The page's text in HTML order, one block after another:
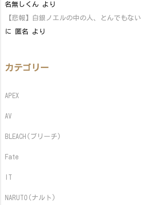
名無しくん より
【悲報】白銀ノエルの中の人、とんでもな
に
匿名 より
カテゴリー
APEX
AV
BLEACH(ブリーチ)
Fate
NARUTO(ナルト)